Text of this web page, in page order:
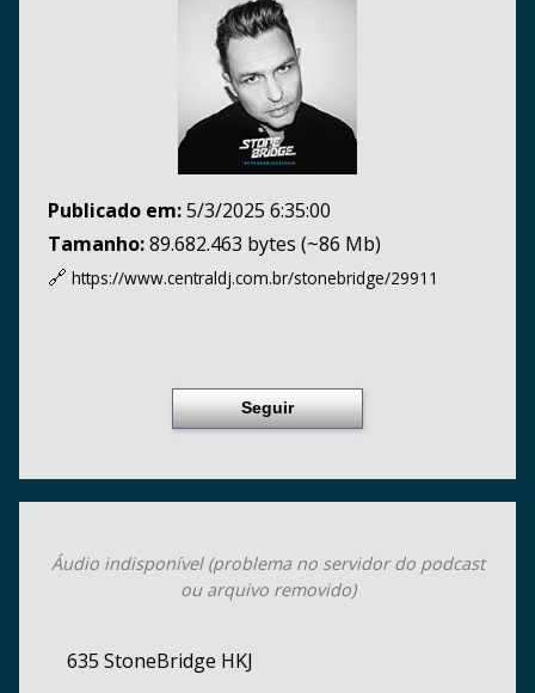
Publicado em:5/3/2025 6:35:00
Tamanho:89.682.463 bytes (~86 Mb)
🔗 https://www.centraldj.com.br/stonebridge/29911
Seguir
Áudio indisponível (problema no servidor do podcast
ou arquivo removido)
635 StoneBridge HKJ